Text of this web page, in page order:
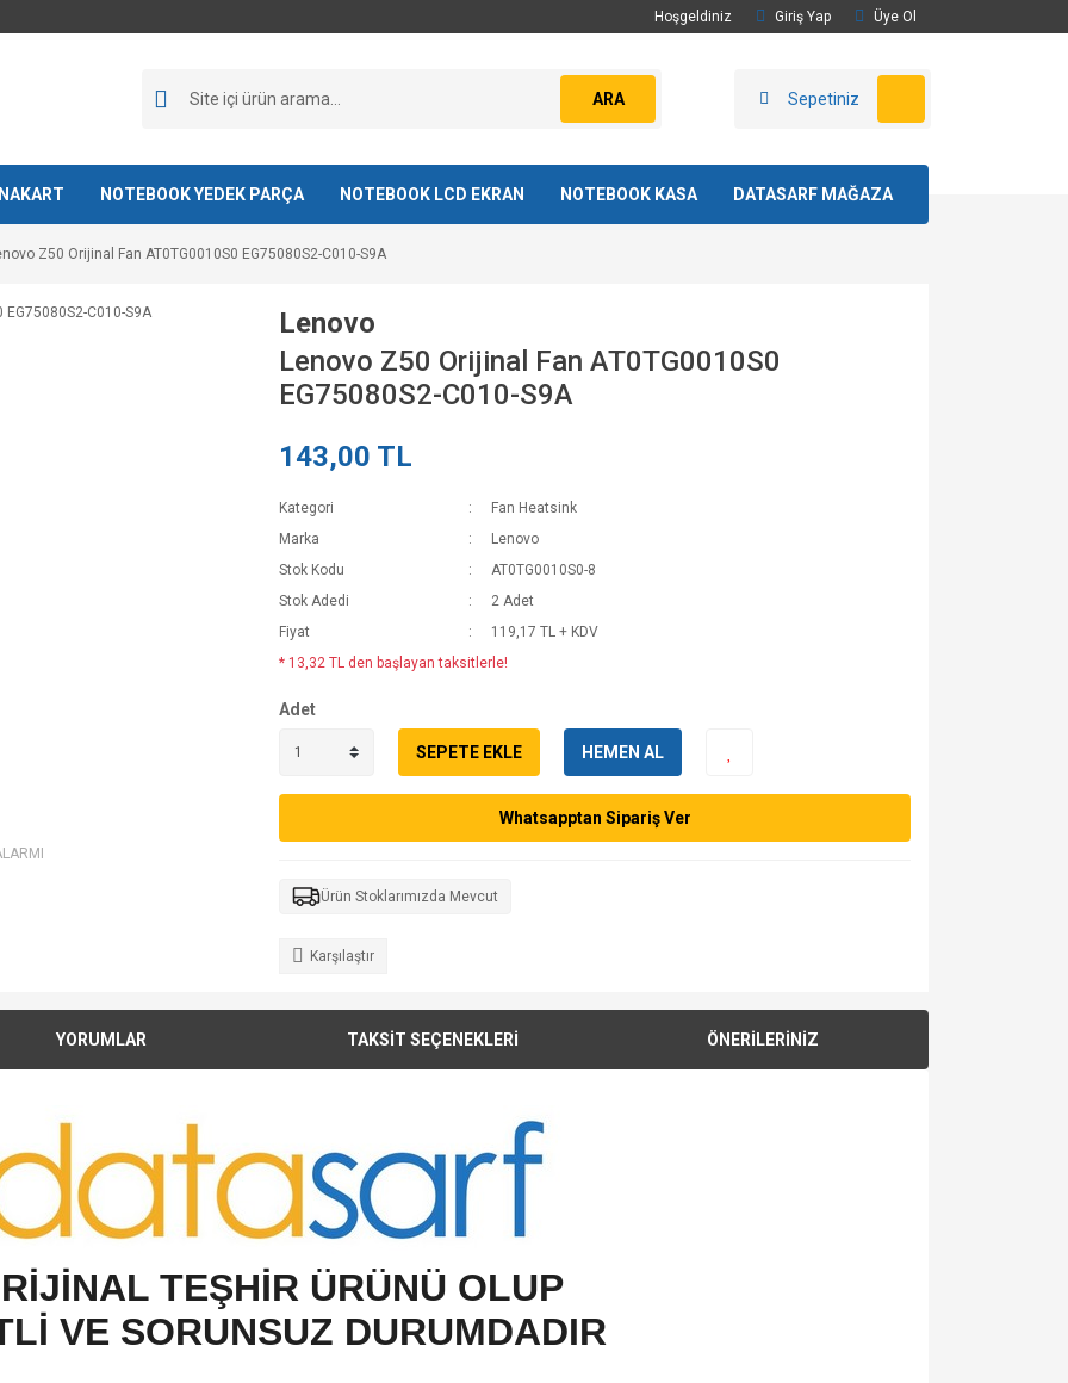
Hoşgeldiniz Giriş Yap Üye Ol
ARA Sepetiniz
NOTEBOOK YEDEK PARÇA NOTEBOOK LCD EKRAN NOTEBOOK KASA DATASARF MAĞAZA
Z50 Orijinal Fan AT0TG0010S0 EG75080S2-C010-S9A
Lenovo
Lenovo Z50 Orijinal Fan AT0TG0010S0
EG75080S2-C010-S9A
143,00 TL
Kategori
Fan Heatsink
Marka
Lenovo
Stok Kodu
AT0TG0010S0-8
Stok Adedi
2 Adet
Fiyat
119,17 TL + KDV
* 13,32 TL den başlayan taksitlerle!
Adet
SEPETE EKLE HEMEN AL
Whatsapptan Sipariş Ver
Ürün Stoklarımızda Mevcut
Karşılaştır
YORUMLAR TAKSİT SEÇENEKLERİ ÖNERİLERİNİZ
RİJİNAL TEŞHİR ÜRÜNÜ OLUP
VE SORUNSUZ DURUMDADIR